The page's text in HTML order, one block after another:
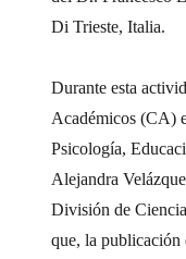
Di Trieste, Italia.
Durante esta
Académicos (CA)
Psicología,
Alejandra
División de
que, la publicación